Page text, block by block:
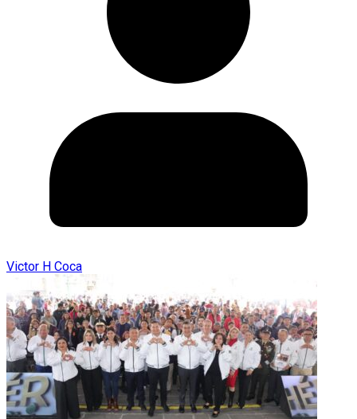
Victor H Coca